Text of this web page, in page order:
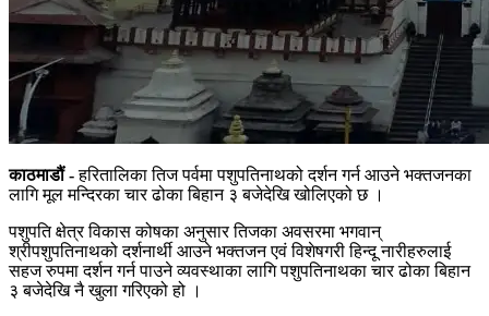
काठमाडौं -हरितालिका तिज पर्वमा पशुपतिनाथको दर्शन गर्न आउने भक्तजनका
लागि मूल मन्दिरका चार ढोका बिहान ३ बजेदेखि खोलिएको छ ।
पशुपति क्षेत्र विकास कोषका अनुसार तिजका अवसरमा भगवान्
श्रीपशुपतिनाथको दर्शनार्थी आउने भक्तजन एवं विशेषगरी हिन्दू नारीहरुलाई
सहज रुपमा दर्शन गर्न पाउने व्यवस्थाका लागि पशुपतिनाथका चार ढोका बिहान
३ बजेदेखि नै खुला गरिएको हो ।